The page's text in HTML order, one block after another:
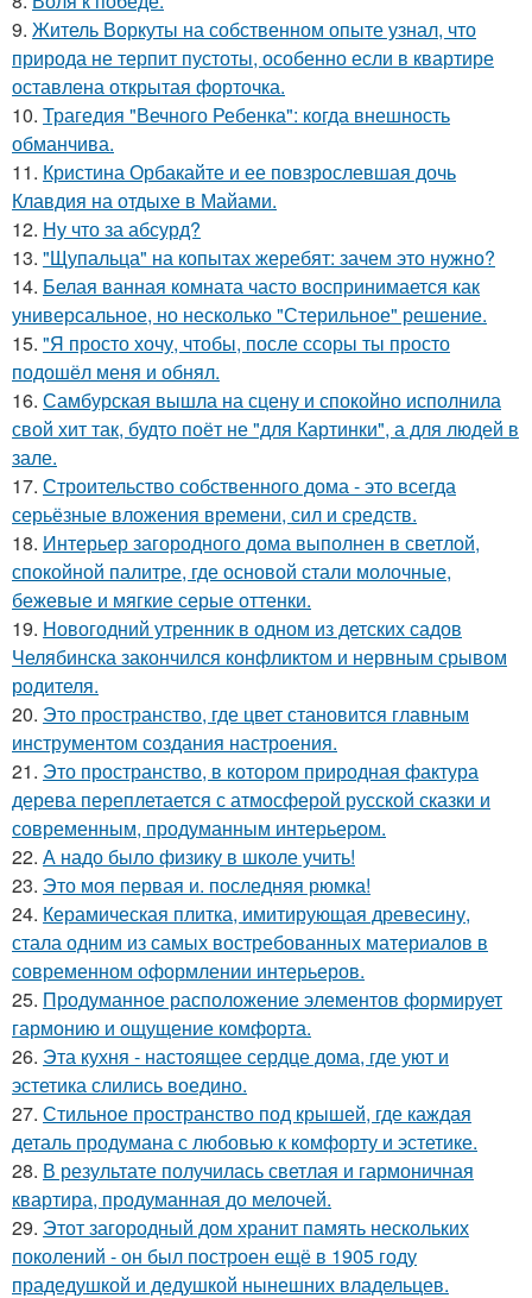
9. Житель Воркуты на собственном опыте узнал, что
природа не терпит пустоты, особенно если в квартире
оставлена открытая форточка.
10. Трагедия "Вечного Ребенка": когда внешность
обманчива.
11. Кристина Орбакайте и ее повзрослевшая дочь
Клавдия на отдыхе в Майами.
12. Ну что за абсурд?
13. "Щупальца" на копытах жеребят: зачем это нужно?
14. Белая ванная комната часто воспринимается как
универсальное, но несколько "Стерильное" решение.
15. "Я просто хочу, чтобы, после ссоры ты просто
подошёл меня и обнял.
16. Самбурская вышла на сцену и спокойно исполнила
свой хит так, будто поёт не "для Картинки", а для людей в
зале.
17. Строительство собственного дома - это всегда
серьёзные вложения времени, сил и средств.
18. Интерьер загородного дома выполнен в светлой,
спокойной палитре, где основой стали молочные,
бежевые и мягкие серые оттенки.
19. Новогодний утренник в одном из детских садов
Челябинска закончился конфликтом и нервным срывом
родителя.
20. Это пространство, где цвет становится главным
инструментом создания настроения.
21. Это пространство, в котором природная фактура
дерева переплетается с атмосферой русской сказки и
современным, продуманным интерьером.
22. А надо было физику в школе учить!
23. Это моя первая и. последняя рюмка!
24. Керамическая плитка, имитирующая древесину,
стала одним из самых востребованных материалов в
современном оформлении интерьеров.
25. Продуманное расположение элементов формирует
гармонию и ощущение комфорта.
26. Эта кухня - настоящее сердце дома, где уют и
эстетика слились воедино.
27. Стильное пространство под крышей, где каждая
деталь продумана с любовью к комфорту и эстетике.
28. В результате получилась светлая и гармоничная
квартира, продуманная до мелочей.
29. Этот загородный дом хранит память нескольких
поколений - он был построен ещё в 1905 году
прадедушкой и дедушкой нынешних владельцев.